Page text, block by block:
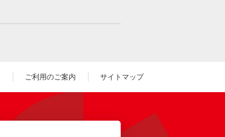
ご利用のご案内 サイトマップ